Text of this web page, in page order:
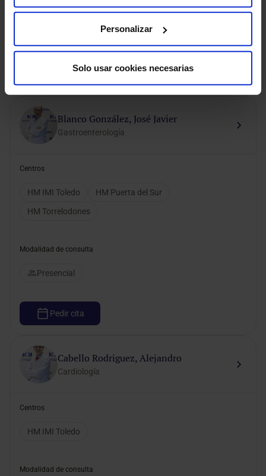
Personalizar
Solo usar cookies necesarias
Modalidad de consulta
Videoconsulta
Pedir cita
Blanco González, José Javier
Gastroenterología
Centros
HM IMI Toledo
HM Puerta del Sur
HM Torrelodones
Modalidad de consulta
Presencial
Pedir cita
Cabello Rodriguez, Alejandro
Cardiología
Centros
HM IMI Toledo
Modalidad de consulta